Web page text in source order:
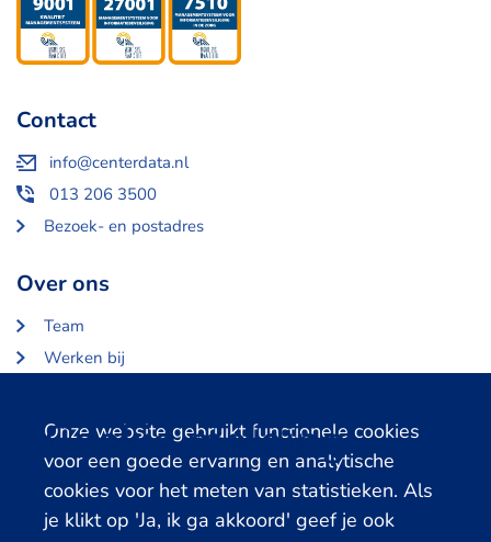
Cookie melding
Onze website gebruikt functionele cookies
voor een goede ervaring en analytische
cookies voor het meten van statistieken. Als
je klikt op 'Ja, ik ga akkoord' geef je ook
Contact
info@centerdata.nl
013 206 3500
Bezoek- en postadres
Over ons
Team
Werken bij
Partners en opdrachtgevers
Gerelateerde databanken
LISS Data Archive